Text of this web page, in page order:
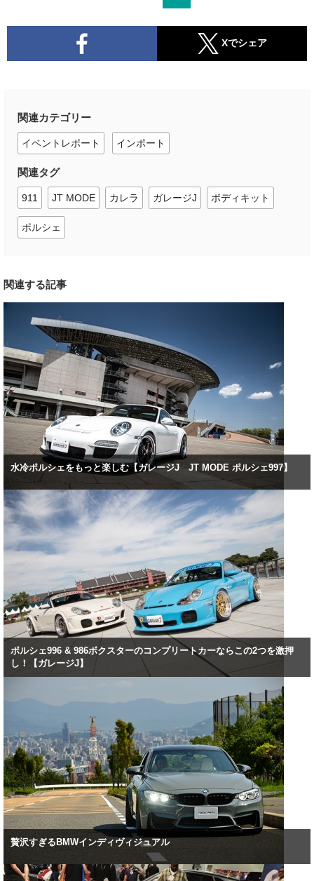
Xでシェア
関連カテゴリー
イベントレポート インポート
関連タグ
911 JT MODE カレラ ガレージJ ボディキット
ポルシェ
関連する記事
水冷ポルシェをもっと楽しむ【ガレージJ JT MODE ポルシェ997】
ポルシェ996 & 986ボクスターのコンプリートカーならこの2つを激押
し！【ガレージJ】
贅沢すぎるBMWインディヴィジュアル